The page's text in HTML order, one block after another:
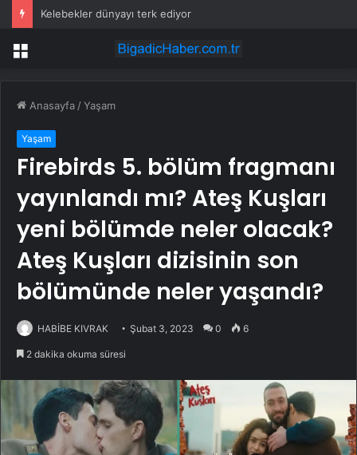
Kelebekler dünyayı terk ediyor
Menü
Anasayfa /Yaşam
Yaşam
Firebirds 5. bölüm fragmanı
yayınlandı mı? Ateş Kuşları
yeni bölümde neler olacak?
Ateş Kuşları dizisinin son
bölümünde neler yaşandı?
HABİBE KIVRAK Şubat 3, 2023 0 6
2 dakika okuma süresi